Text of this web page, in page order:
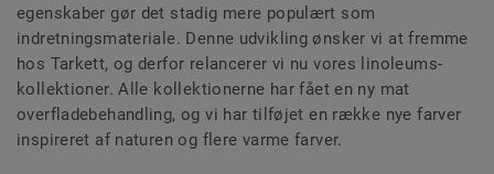
egenskaber gør det stadig mere populært som
indretningsmateriale. Denne udvikling ønsker vi at fremme
hos Tarkett, og derfor relancerer vi nu vores linoleums-
kollektioner. Alle kollektionerne har fået en ny mat
overfladebehandling, og vi har tilføjet en række nye farver
inspireret af naturen og flere varme farver.